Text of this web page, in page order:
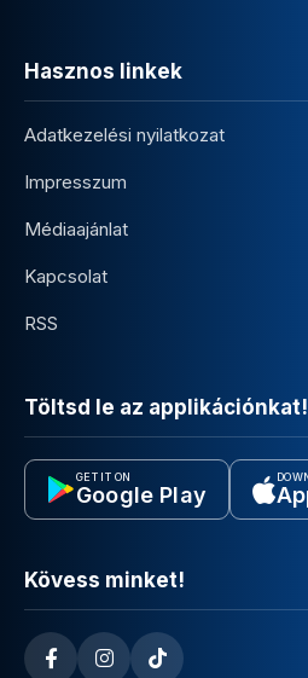
Hasznos linkek
Adatkezelési nyilatkozat
Impresszum
Médiaajánlat
Kapcsolat
RSS
Töltsd le az applikációnkat!
GET IT ON
Google Play
Kövess minket!